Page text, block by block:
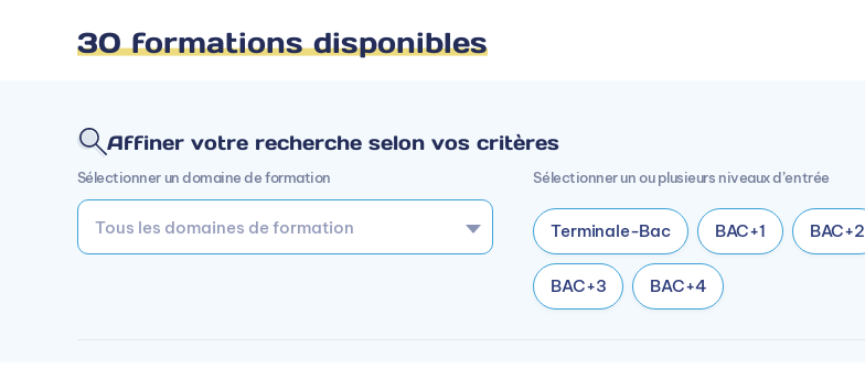
30 formations disponibles
Affiner votre recherche selon vos critères
Sélectionner un domaine de formation Sélectionner un ou plusieurs niveaux d’entrée
Terminale-Bac BAC+1 BAC+2
BAC+3 BAC+4